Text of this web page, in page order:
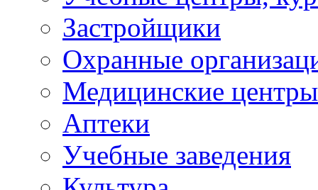
Застройщики
Охранные
Медицинские центры
Аптеки
Учебные заведения